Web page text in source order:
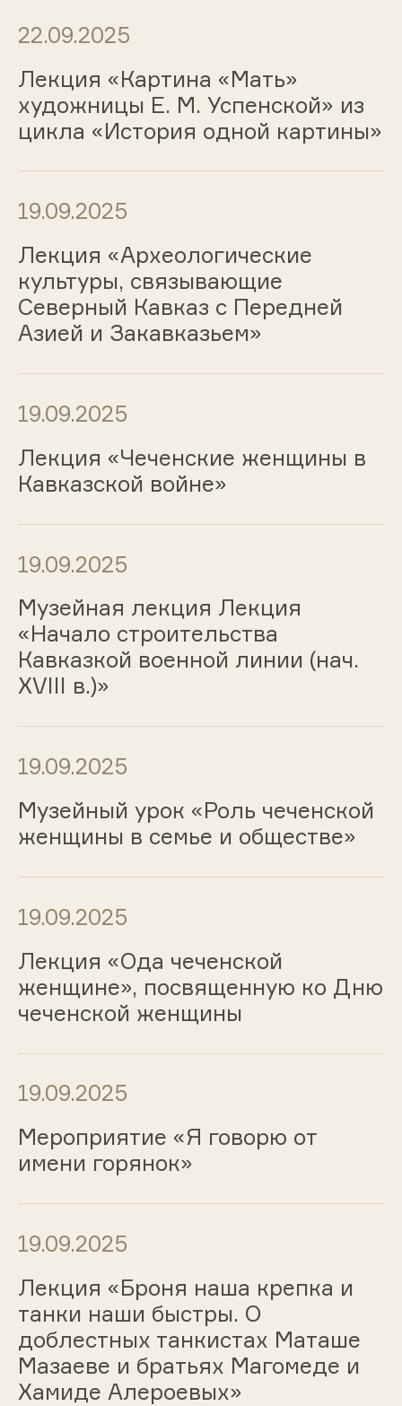
22.09.2025
Лекция «Картина «Мать»
художницы Е. М. Успенской» из
цикла «История одной картины»
19.09.2025
Лекция «Археологические
культуры, связывающие
Северный Кавказ с Передней
Азией и Закавказьем»
19.09.2025
Лекция «Чеченские женщины в
Кавказской войне»
19.09.2025
Музейная лекция Лекция
«Начало строительства
Кавказкой военной линии (нач.
XVIII в.)»
19.09.2025
Музейный урок «Роль чеченской
женщины в семье и обществе»
19.09.2025
Лекция «Ода чеченской
женщине», посвященную ко Дню
чеченской женщины
19.09.2025
Мероприятие «Я говорю от
имени горянок»
19.09.2025
Лекция «Броня наша крепка и
танки наши быстры. О
доблестных танкистах Маташе
Мазаеве и братьях Магомеде и
Хамиде Алероевых»